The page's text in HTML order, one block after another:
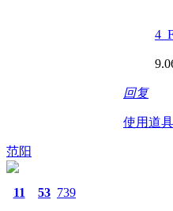
回复
使用道具
范阳
11 53 739